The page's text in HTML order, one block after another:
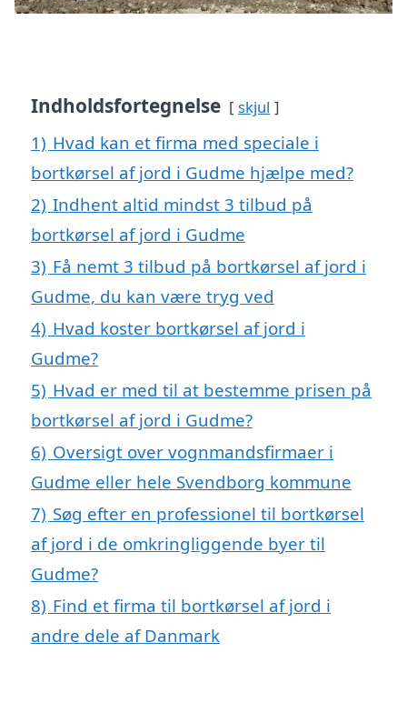
Indholdsfortegnelse skjul
1) Hvad kan et firma med speciale i
bortkørsel af jord i Gudme hjælpe med?
2) Indhent altid mindst 3 tilbud på
bortkørsel af jord i Gudme
3) Få nemt 3 tilbud på bortkørsel af jord i
Gudme, du kan være tryg ved
4) Hvad koster bortkørsel af jord i
Gudme?
5) Hvad er med til at bestemme prisen på
bortkørsel af jord i Gudme?
6) Oversigt over vognmandsfirmaer i
Gudme eller hele Svendborg kommune
7) Søg efter en professionel til bortkørsel
af jord i de omkringliggende byer til
Gudme?
8) Find et firma til bortkørsel af jord i
andre dele af Danmark